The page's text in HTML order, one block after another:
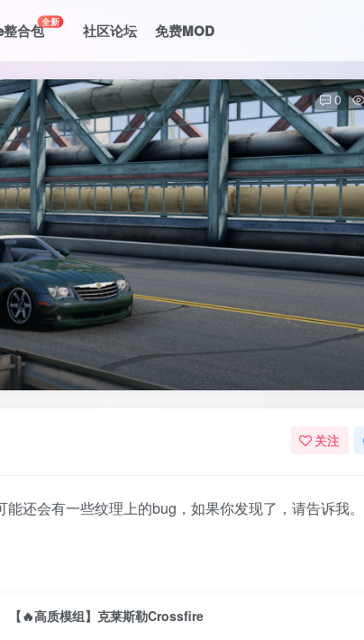
合包全新 社区论坛 免费MOD
0
关注
还会有一些纹理上的bug，如果你发现了，请告诉我。
【🔥高质模组】克莱斯勒Crossfire